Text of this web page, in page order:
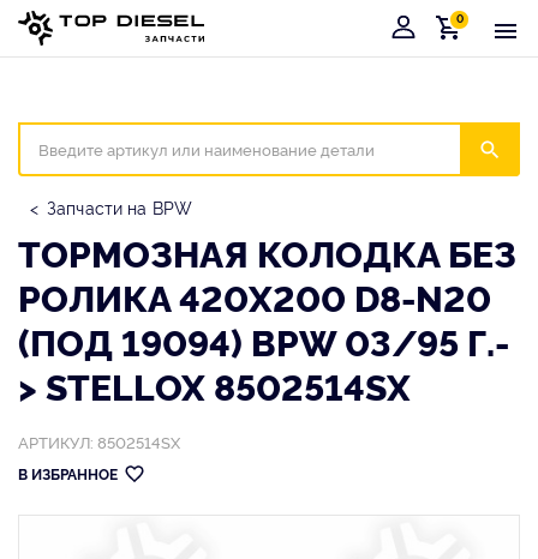
Корзина
0
Запчасти на BPW
ТОРМОЗНАЯ КОЛОДКА БЕЗ
РОЛИКА 420X200 D8-N20
(ПОД 19094) BPW 03/95 Г.-
> STELLOX 8502514SX
АРТИКУЛ: 8502514SX
В ИЗБРАННОЕ